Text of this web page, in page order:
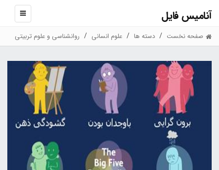
آنامیس فایل
نمایش
صفحه نخست دسته ها علوم انسانی روانشناسی و علوم تربیتی